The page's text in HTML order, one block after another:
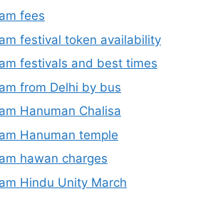
fees
festival token availability
festivals and best times
from Delhi by bus
Hanuman Chalisa
Hanuman temple
hawan charges
Hindu Unity March